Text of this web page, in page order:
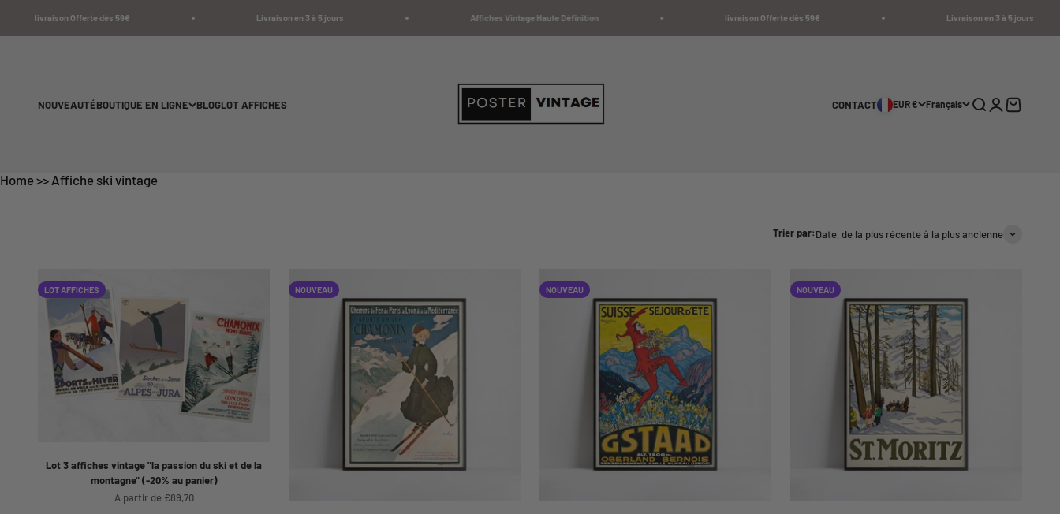
Offerte dès 59€ Livraison en 3 à 5 jours Affiches Vintage Haute Définition livraison Offerte dès 59€ Livraison en 3 à 5 jours
NOUVEAUTÉBOUTIQUE EN LIGNE BLOGLOT AFFICHES CONTACT EUR € Français Recherche
Connexion
Panier
Home >> Affiche ski vintage
Trier par:Date, de la plus récente à la plus ancienne
LOT AFFICHES
Lot 3 affiches vintage "la passion du ski et de la
montagne" (-20% au panier)
Prix de vente
A partir de €89,70
NOUVEAU NOUVEAU NOUVEAU